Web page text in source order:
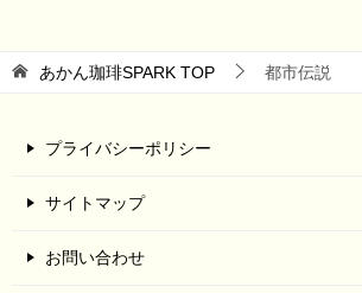
あかん珈琲SPARK TOP 都市伝説
プライバシーポリシー
サイトマップ
お問い合わせ